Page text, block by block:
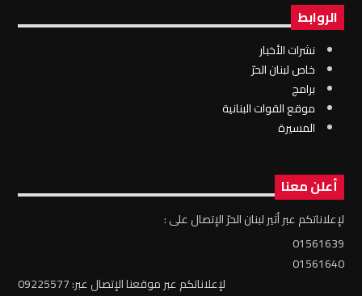
الروابط
نشرات الأخبار
خاص لبنان الحرّ
برامج
موقع القوات البنانية
المسيرة
أعلن معنا
لإعلاناتكم عبر أثير لبنان الحرّ الإتصال على :
01561639
01561640
لإعلاناتكم عبر موقعنا الإتصال عبر: 09225577